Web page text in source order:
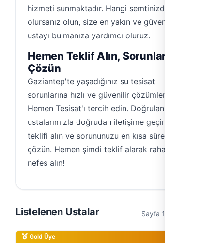
hizmeti sunmaktadır. Hangi semtinizde
olursanız olun, size en yakın ve güvenilir
ustayı bulmanıza yardımcı oluruz.
Hemen Teklif Alın, Sorunlarınızı
Çözün
Gaziantep'te yaşadığınız su tesisat
sorunlarına hızlı ve güvenilir çözümler için
Hemen Tesisat'ı tercih edin. Doğrulanmış
ustalarımızla doğrudan iletişime geçin, fiyat
teklifi alın ve sorununuzu en kısa sürede
çözün. Hemen şimdi teklif alarak rahat bir
nefes alın!
Listelenen Ustalar Sayfa 1 / 1 (6 usta)
Gold Üye